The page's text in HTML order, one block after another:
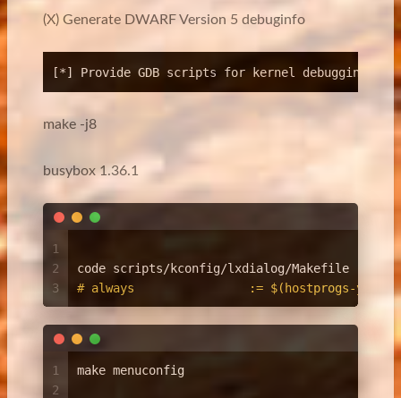
(X) Generate DWARF Version 5 debuginfo
make -j8
busybox 1.36.1
1
2
3
code scripts/kconfig/lxdialog/Makefile
# always		:= $(hostprogs-
1
2
make menuconfig